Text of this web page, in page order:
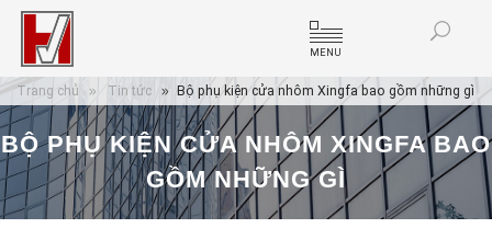
MENU
BỘ PHỤ KIỆN CỬA NHÔM XINGFA BAO
GỒM NHỮNG GÌ
Trang chủ Tin tức Bộ phụ kiện cửa nhôm Xingfa bao gồm những gì